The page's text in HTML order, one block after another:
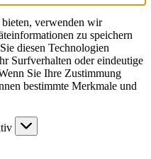
verwenden wir
zu speichern
diesen Technologien
Surfverhalten oder eindeutige
Sie Ihre Zustimmung
bestimmte Merkmale und